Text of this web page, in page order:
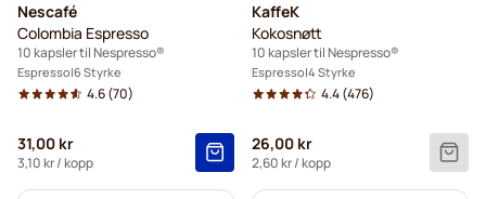
Nescafé
Colombia Espresso
10 kapsler til Nespresso®
Espresso 6 Styrke
4.6(70)
31,00 kr
3,10 kr/ kopp
KaffeK
Kokosnøtt
10 kapsler til Nespresso®
Espresso 4 Styrke
4.4(476)
26,00 kr
2,60 kr/ kopp